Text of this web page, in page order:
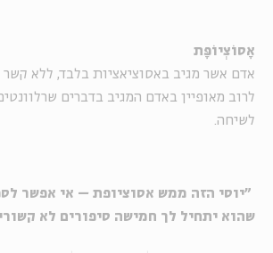
אָסוֹצְיוֹפָּת
אדם אשר מגיב באסוציאציות בלבד, ללא קשר
לרוב מאופיין באדם המגיב בדברים
לשיחה.
"יוסי הזה ממש אסוציופת – אי אפשר
שהוא יתחיל לך חמישה סיפורים לא